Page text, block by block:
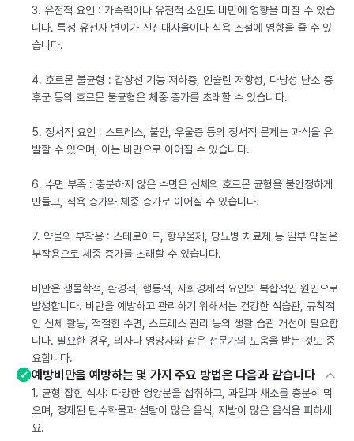
3. 유전적 요인 : 가족력이나 유전적 소인도 비만에 영향을 미칠 수 있습
니다. 특정 유전자 변이가 신진대사율이나 식욕 조절에 영향을 줄 수 있
습니다.
4. 호르몬 불균형 : 갑상선 기능 저하증, 인슐린 저항성, 다낭성 난소 증
후군 등의 호르몬 불균형은 체중 증가를 초래할 수 있습니다.
5. 정서적 요인 : 스트레스, 불안, 우울증 등의 정서적 문제는 과식을 유
발할 수 있으며, 이는 비만으로 이어질 수 있습니다.
6. 수면 부족 : 충분하지 않은 수면은 신체의 호르몬 균형을 불안정하게
만들고, 식욕 증가와 체중 증가로 이어질 수 있습니다.
7. 약물의 부작용 : 스테로이드, 항우울제, 당뇨병 치료제 등 일부 약물은
부작용으로 체중 증가를 초래할 수 있습니다.
비만은 생물학적, 환경적, 행동적, 사회경제적 요인의 복합적인 원인으로
발생합니다. 비만을 예방하고 관리하기 위해서는 건강한 식습관, 규칙적
인 신체 활동, 적절한 수면, 스트레스 관리 등의 생활 습관 개선이 필요합
니다. 필요한 경우, 의사나 영양사와 같은 전문가의 도움을 받는 것도 중
요합니다.
예방비만을 예방하는 몇 가지 주요 방법은 다음과 같습니다
1. 균형 잡힌 식사: 다양한 영양분을 섭취하고, 과일과 채소를 충분히 먹
으며, 정제된 탄수화물과 설탕이 많은 음식, 지방이 많은 음식을 피하세
요.